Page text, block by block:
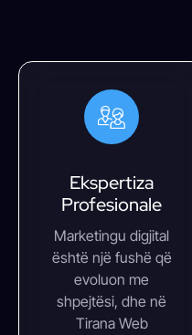
Ekspertiza
Profesionale
Marketingu digjital
është një fushë që
evoluon me
shpejtësi, dhe në
Tirana Web